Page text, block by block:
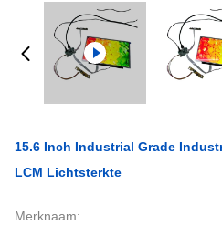
15.6 Inch Industrial Grade
LCM Lichtsterkte
Merknaam: